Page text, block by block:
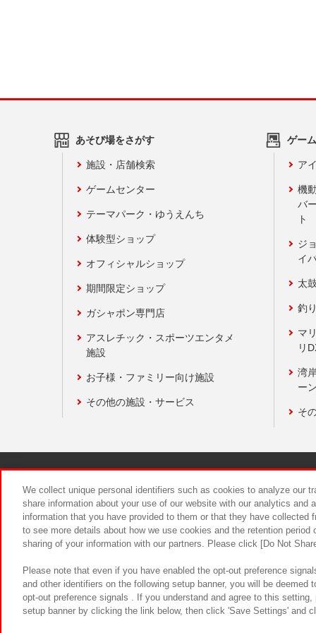
あそび場をさがす
施設・店舗検索
ゲームセンター
テーマパーク・ゆうえんち
体験型ショップ
オフィシャルショップ
期間限定ショップ
ガシャポン専門店
アスレチック・スポーツエンタメ
施設
お子様・ファミリー向け施設
その他の施設・サービス
ゲー
ア
機
バ
ト
ジ
イ
太
釣
マ
リ
湾
ー
そ
食品のご
We collect unique personal identifiers such as cookies to analyze our
share information about your use of our website with our analytics and
information that you have provided to them or that they have
to see more details about how we use cookies and the retention
sharing of your information with our partners. Please click [Do Not
Please note that even if you have enabled the opt-out preference
and other identifiers on the following setup banner, you will be
opt-out preference signals . If you understand and agree to this
setup banner by clicking the link below, then click 'Save Settings' and